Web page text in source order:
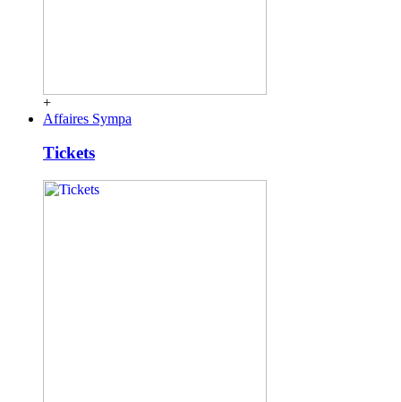
+
Affaires Sympa
Tickets